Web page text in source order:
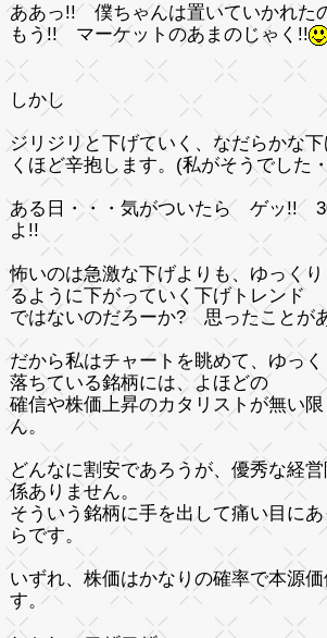
ああっ!! 僕ちゃんは置いていかれた
もう!! マーケットのあまのじゃく!!
しかし
ジリジリと下げていく、なだらかな
くほど辛抱します。(私がそうでした
ある日・・・気がついたら ゲッ!!
よ!!
怖いのは急激な下げよりも、ゆっく
るように下がっていく下げトレンド
ではないのだろーか? 思ったことが
だから私はチャートを眺めて、ゆっ
落ちている銘柄には、よほどの
確信や株価上昇のカタリストが無い
ん。
どんなに割安であろうが、優秀な経
係ありません。
そういう銘柄に手を出して痛い目に
らです。
いずれ、株価はかなりの確率で本源
す。